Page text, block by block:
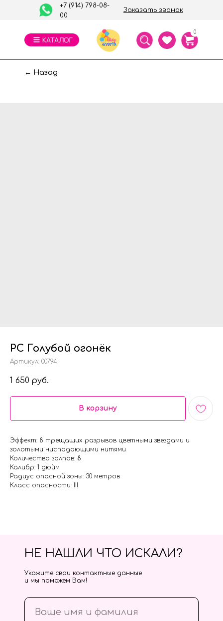
Заказать звонок
+7 (914) 798-08-
00
0
← Назад
РС Голубой огонёк
Артикул: 00794
1 650 руб.
В корзину
Эффект: 8 трещащих разрывов цветными звездами и
золотыми ниспадающими нитями
Количество залпов: 8
Калибр: 1 дюйм
Радиус опасной зоны: 30 метров
Класс опасности: III
НЕ НАШЛИ ЧТО ИСКАЛИ?
Укажите свои контактные данные
и мы поможем Вам!